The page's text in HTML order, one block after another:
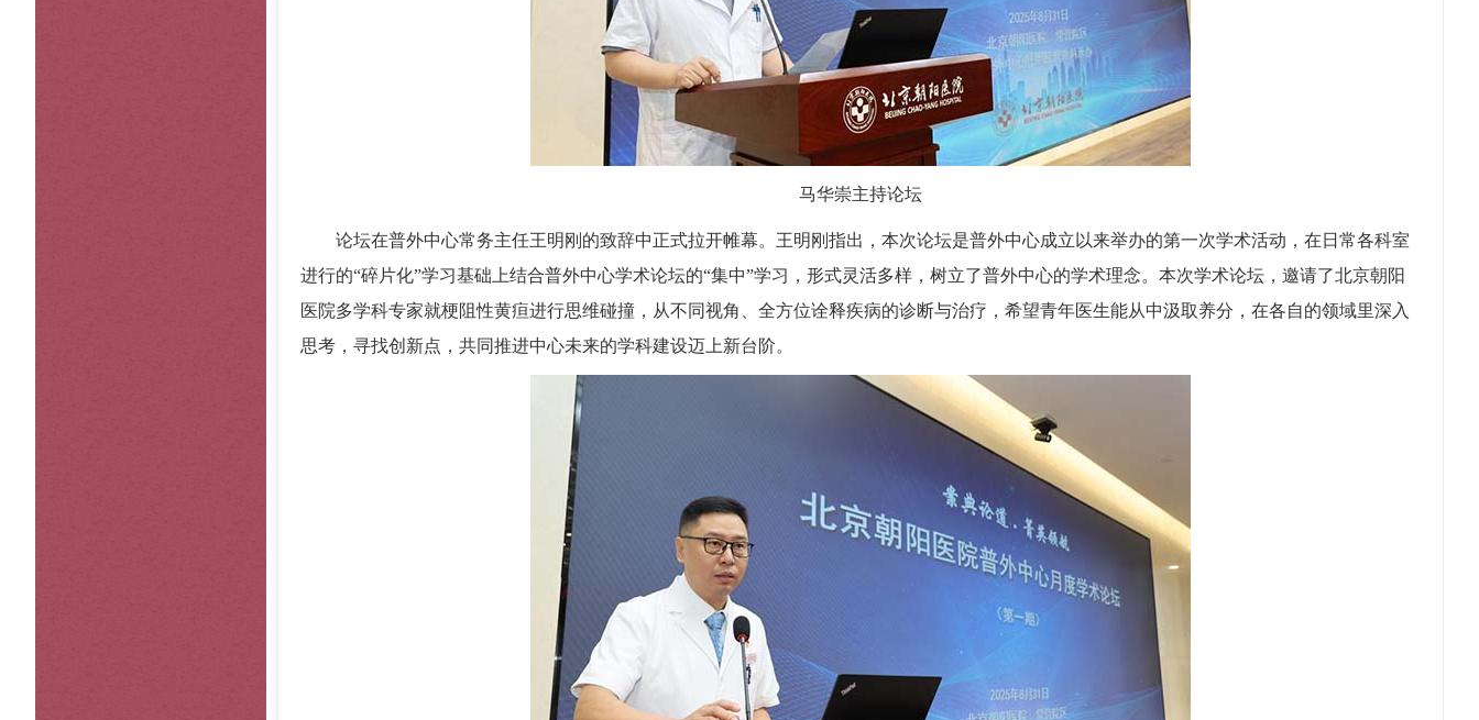
马华崇主持论坛
论坛在普外中心常务主任王明刚的致辞中正式拉开帷幕。王明刚指出，本次论坛是普外中心成立以来举办的第一次学术活动，在日常各科室
进行的“碎片化”学习基础上结合普外中心学术论坛的“集中”学习，形式灵活多样，树立了普外中心的学术理念。本次学术论坛，邀请了北京朝阳
医院多学科专家就梗阻性黄疸进行思维碰撞，从不同视角、全方位诠释疾病的诊断与治疗，希望青年医生能从中汲取养分，在各自的领域里深入
思考，寻找创新点，共同推进中心未来的学科建设迈上新台阶。